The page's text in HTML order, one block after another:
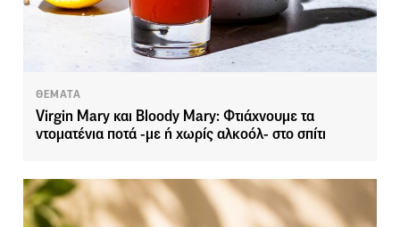
ΘΕΜΑΤΑ
Virgin Mary και Bloody Mary: Φτιάχνουμε τα
ντοματένια ποτά -με ή χωρίς αλκοόλ- στο σπίτι